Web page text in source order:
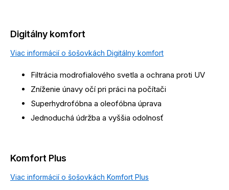
Digitálny komfort
Viac informácií o šošovkách Digitálny komfort
Filtrácia modrofialového svetla a ochrana proti UV
Zníženie únavy očí pri práci na počítači
Superhydrofóbna a oleofóbna úprava
Jednoduchá údržba a vyššia odolnosť
Komfort Plus
Viac informácií o šošovkách Komfort Plus